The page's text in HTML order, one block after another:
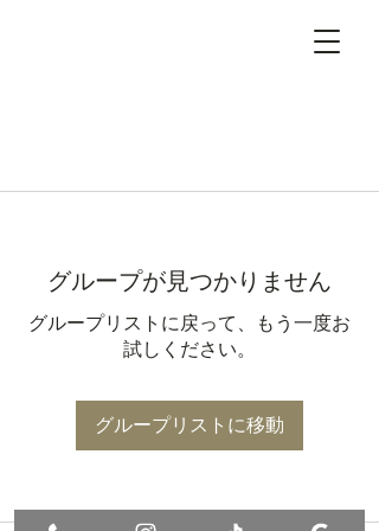
グループが見つかりません
グループリストに戻って、もう一度お
試しください。
グループリストに移動